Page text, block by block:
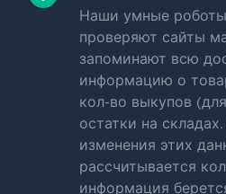
Наши умные
проверяют сайты
запоминают всю
информацию о
кол-во выкупов
остатки на
изменения этих
рассчитывается
информация